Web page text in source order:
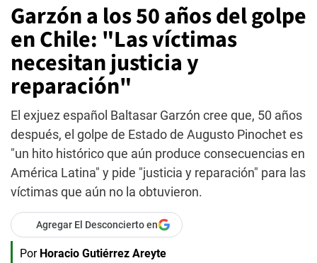
Garzón a los 50 años del golpe
en Chile: "Las víctimas
necesitan justicia y
reparación"
El exjuez español Baltasar Garzón cree que, 50 años
después, el golpe de Estado de Augusto Pinochet es
"un hito histórico que aún produce consecuencias en
América Latina" y pide "justicia y reparación" para las
víctimas que aún no la obtuvieron.
Agregar El Desconcierto en
Por Horacio Gutiérrez Areyte